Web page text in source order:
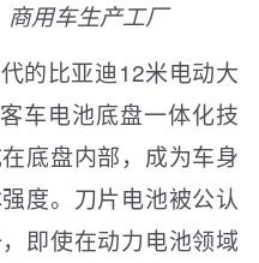
商用车生产工厂
的比亚迪12米电动大
车电池底盘一体化技
底盘内部，成为车身
度。刀片电池被公认
即使在动力电池领域